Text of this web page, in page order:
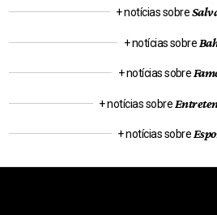
+ notícias sobre
+ notícias sobre
+ notícias sobre
+ notícias sobre
+ notícias sobre